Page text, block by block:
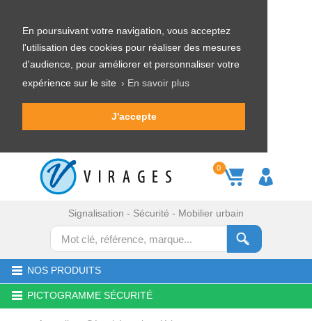
En poursuivant votre navigation, vous acceptez
l'utilisation des cookies pour réaliser des mesures
d'audience, pour améliorer et personnaliser votre
expérience sur le site › En savoir plus
J'accepte
0
Signalisation - Sécurité - Mobilier urbain
NOS PRODUITS
PICTOGRAMME SÉCURITÉ